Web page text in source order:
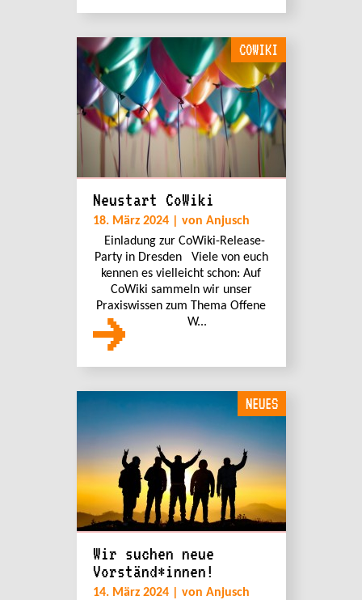
COWIKI
Neustart CoWiki
18. März 2024 | von Anjusch
Einladung zur CoWiki-Release-
Party in Dresden Viele von euch
kennen es vielleicht schon: Auf
CoWiki sammeln wir unser
Praxiswissen zum Thema Offene
W...
NEUES
Wir suchen neue
Vorständ*innen!
14. März 2024 | von Anjusch